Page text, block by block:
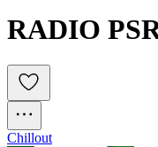
RADIO
Chillout